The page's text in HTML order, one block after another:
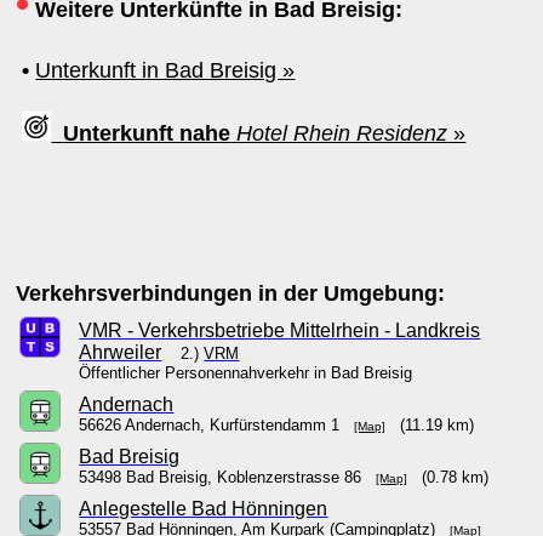
Weitere Unterkünfte in Bad Breisig:
• Unterkunft in Bad Breisig »
Unterkunft nahe Hotel Rhein Residenz »
Verkehrsverbindungen in der Umgebung:
VMR - Verkehrsbetriebe Mittelrhein - Landkreis
Ahrweiler
2.)VRM
Öffentlicher Personennahverkehr in Bad Breisig
Andernach
56626 Andernach, Kurfürstendamm 1[Map] (11.19 km)
Bad Breisig
53498 Bad Breisig, Koblenzerstrasse 86[Map] (0.78 km)
Anlegestelle Bad Hönningen
53557 Bad Hönningen, Am Kurpark (Campingplatz)[Map]